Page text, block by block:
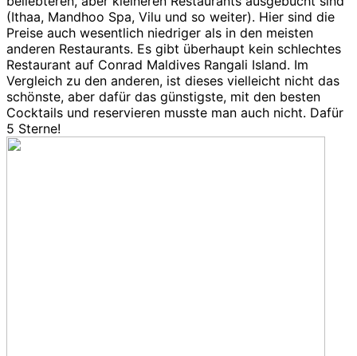
(Ithaa, Mandhoo Spa, Vilu und so weiter). Hier sind die
Preise auch wesentlich niedriger als in den meisten
anderen Restaurants. Es gibt überhaupt kein schlechtes
Restaurant auf Conrad Maldives Rangali Island. Im
Vergleich zu den anderen, ist dieses vielleicht nicht das
schönste, aber dafür das günstigste, mit den besten
Cocktails und reservieren musste man auch nicht. Dafür
5 Sterne!